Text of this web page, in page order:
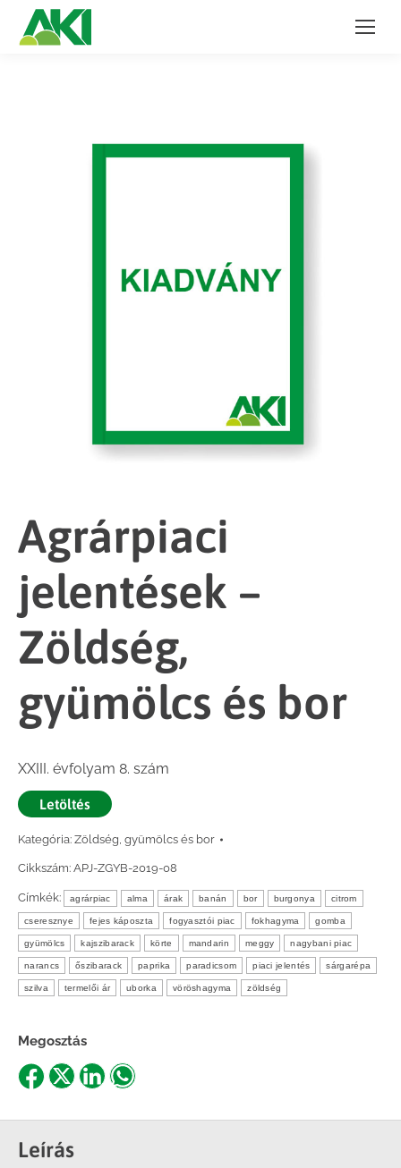
Agrárpiaci
jelentések –
Zöldség,
gyümölcs és bor
XXIII. évfolyam 8. szám
Letöltés
Kategória: Zöldség, gyümölcs és bor
Cikkszám: APJ-ZGYB-2019-08
Címkék: agrárpiac alma árak banán bor burgonya citrom
cseresznye fejes káposzta fogyasztói piac fokhagyma gomba
gyümölcs kajszibarack körte mandarin meggy nagybani piac
narancs őszibarack paprika paradicsom piaci jelentés sárgarépa
szilva termelői ár uborka vöröshagyma zöldség
Megosztás
Share
Facebook
Share
X
ShareShare
Leírás